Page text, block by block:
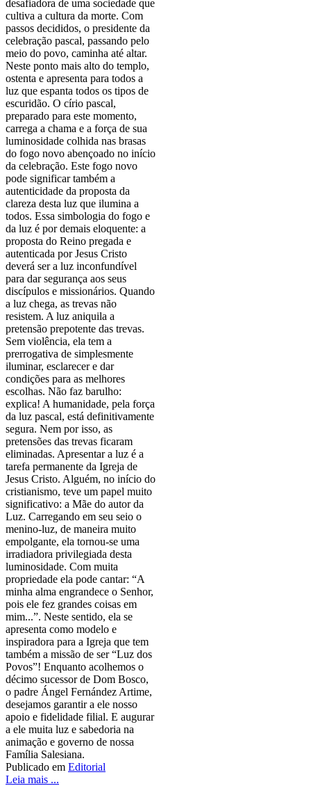
desafiadora de uma sociedade que
cultiva a cultura da morte. Com
passos decididos, o presidente da
celebração pascal, passando pelo
meio do povo, caminha até altar.
Neste ponto mais alto do templo,
ostenta e apresenta para todos a
luz que espanta todos os tipos de
escuridão. O círio pascal,
preparado para este momento,
carrega a chama e a força de sua
luminosidade colhida nas brasas
do fogo novo abençoado no início
da celebração. Este fogo novo
pode significar também a
autenticidade da proposta da
clareza desta luz que ilumina a
todos. Essa simbologia do fogo e
da luz é por demais eloquente: a
proposta do Reino pregada e
autenticada por Jesus Cristo
deverá ser a luz inconfundível
para dar segurança aos seus
discípulos e missionários. Quando
a luz chega, as trevas não
resistem. A luz aniquila a
pretensão prepotente das trevas.
Sem violência, ela tem a
prerrogativa de simplesmente
iluminar, esclarecer e dar
condições para as melhores
escolhas. Não faz barulho:
explica! A humanidade, pela força
da luz pascal, está definitivamente
segura. Nem por isso, as
pretensões das trevas ficaram
eliminadas. Apresentar a luz é a
tarefa permanente da Igreja de
Jesus Cristo. Alguém, no início do
cristianismo, teve um papel muito
significativo: a Mãe do autor da
Luz. Carregando em seu seio o
menino-luz, de maneira muito
empolgante, ela tornou-se uma
irradiadora privilegiada desta
luminosidade. Com muita
propriedade ela pode cantar: “A
minha alma engrandece o Senhor,
pois ele fez grandes coisas em
mim...”. Neste sentido, ela se
apresenta como modelo e
inspiradora para a Igreja que tem
também a missão de ser “Luz dos
Povos”! Enquanto acolhemos o
décimo sucessor de Dom Bosco,
o padre Ángel Fernández Artime,
desejamos garantir a ele nosso
apoio e fidelidade filial. E augurar
a ele muita luz e sabedoria na
animação e governo de nossa
Família Salesiana.
Publicado em Editorial
Leia mais ...